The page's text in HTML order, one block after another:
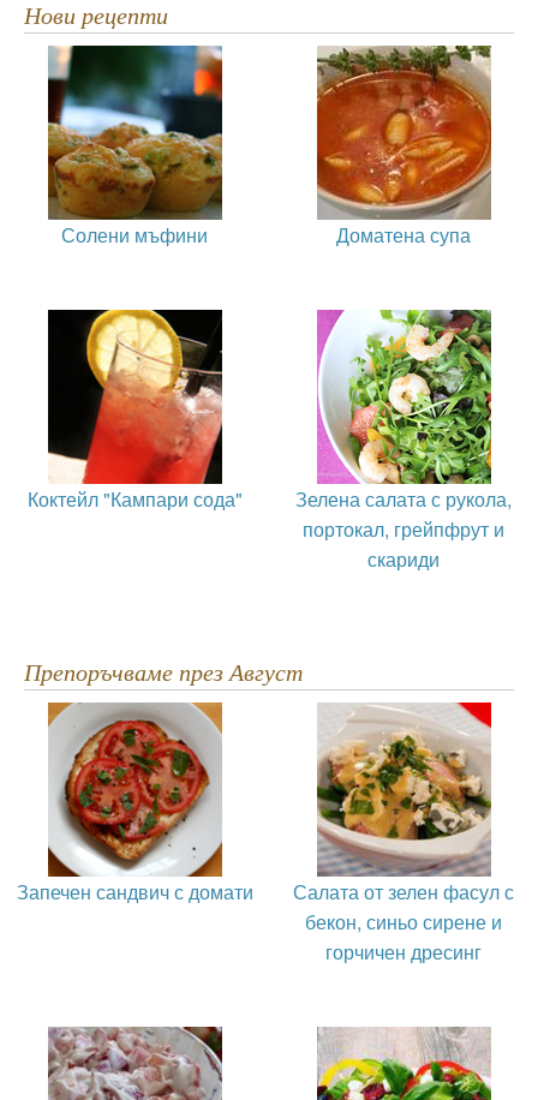
Нови рецепти
Солени мъфини Доматена супа
Коктейл "Кампари сода"
Зелена салата с рукола,
портокал, грейпфрут и
скариди
Препоръчваме през Август
Запечен сандвич с домати
Салата от зелен фасул с
бекон, синьо сирене и
горчичен дресинг